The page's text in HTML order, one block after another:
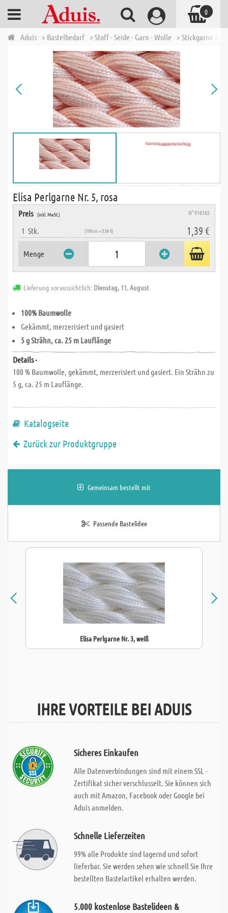
Aduis > Bastelbedarf > Stoff - Seide - Garn - Wolle > Stickgarne &
Elisa Perlgarne Nr. 5, rosa
Preis (inkl. MwSt.) N° 910165
1 Stk. (100cm = 0,06 €) 1,39 €
Menge
Lieferung voraussichtlich: Dienstag, 11. August
100% Baumwolle
Gekämmt, merzerisiert und gasiert
5 g Strähn, ca. 25 m Lauflänge
Details -
100 % Baumwolle, gekämmt, merzerisiert und gasiert. Ein Strähn zu
5 g, ca. 25 m Lauflänge.
Katalogseite
Zurück zur Produktgruppe
Gemeinsam bestellt mit
Passende Bastelidee
Elisa Perlgarne Nr. 3, weiß
IHRE VORTEILE BEI ADUIS
Sicheres Einkaufen
Alle Datenverbindungen sind mit einem SSL -
Zertifikat sicher verschlusselt. Sie können sich
auch mit Amazon, Facebook oder Google bei
Aduis anmelden.
Schnelle Lieferzeiten
99% alle Produkte sind lagernd und sofort
lieferbar. Sie werden sehen wie schnell Sie Ihre
bestellten Bastelartikel erhalten werden.
5.000 kostenlose Bastelideen &
0